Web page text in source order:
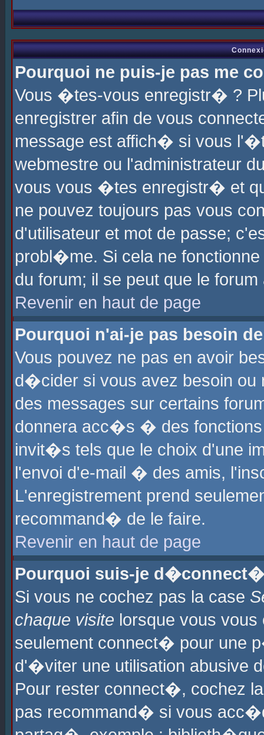
Pourquoi ne puis-je pas me
Vous �tes-vous enregistr� ?
enregistrer afin de vous
message est affich� si vous
webmestre ou l'administrateur
vous vous �tes enregistr� et
ne pouvez toujours pas vous
d'utilisateur et mot de passe;
probl�me. Si cela ne
du forum; il se peut que le
Revenir en haut de page
Pourquoi n'ai-je pas besoin
Vous pouvez ne pas en avoir
d�cider si vous avez besoin ou
des messages sur certains
donnera acc�s � des fonctions
invit�s tels que le choix d'une
l'envoi d'e-mail � des amis,
L'enregistrement prend
recommand� de le faire.
Revenir en haut de page
Pourquoi suis-je
Si vous ne cochez pas la case
chaque visite lorsque vous
seulement connect� pour une
d'�viter une utilisation abusive
Pour rester connect�, cochez
pas recommand� si vous